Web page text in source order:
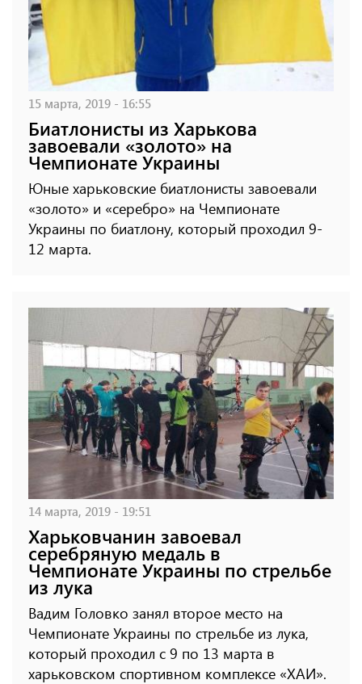
15 марта, 2019 - 16:55
Биатлонисты из Харькова
завоевали «золото» на
Чемпионате Украины
Юные харьковские биатлонисты завоевали
«золото» и «серебро» на Чемпионате
Украины по биатлону, который проходил 9-
12 марта.
14 марта, 2019 - 19:51
Харьковчанин завоевал
серебряную медаль в
Чемпионате Украины по стрельбе
из лука
Вадим Головко занял второе место на
Чемпионате Украины по стрельбе из лука,
который проходил с 9 по 13 марта в
харьковском спортивном комплексе «ХАИ».